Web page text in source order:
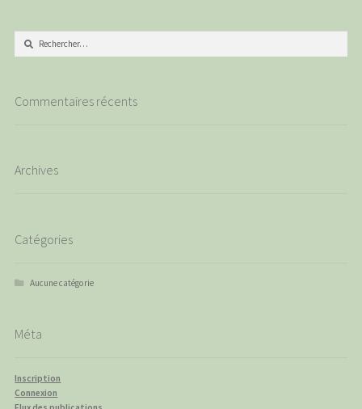
Rechercher :
Commentaires récents
Archives
Catégories
Aucune catégorie
Méta
Inscription
Connexion